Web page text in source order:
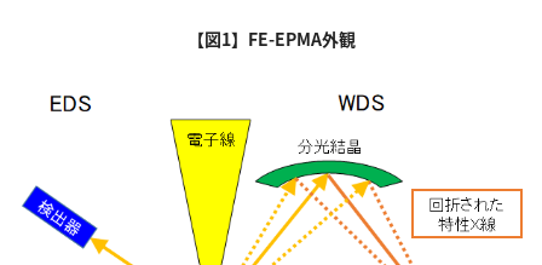
【図1】FE-EPMA外観